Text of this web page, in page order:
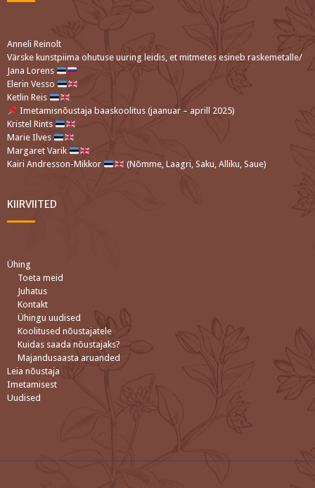
Anneli Reinolt
Värske kunstpiima ohutuse uuring leidis, et mitmetes esineb raskemetalle/
Jana Lorens
Elerin Vesso
Ketlin Reis
Imetamisnõustaja baaskoolitus (jaanuar – aprill 2025)
Kristel Rints
Marie Ilves
Margaret Varik
Kairi Andresson-Mikkor
(Nõmme, Laagri, Saku, Alliku, Saue)
KIIRVIITED
Ühing
Toeta meid
Juhatus
Kontakt
Ühingu uudised
Koolitused nõustajatele
Kuidas saada nõustajaks?
Majandusaasta aruanded
Leia nõustaja
Imetamisest
Uudised